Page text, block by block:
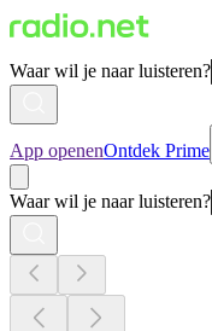
Waar wil je naar luisteren?
App openenOntdek Prime
Waar wil je naar luisteren?